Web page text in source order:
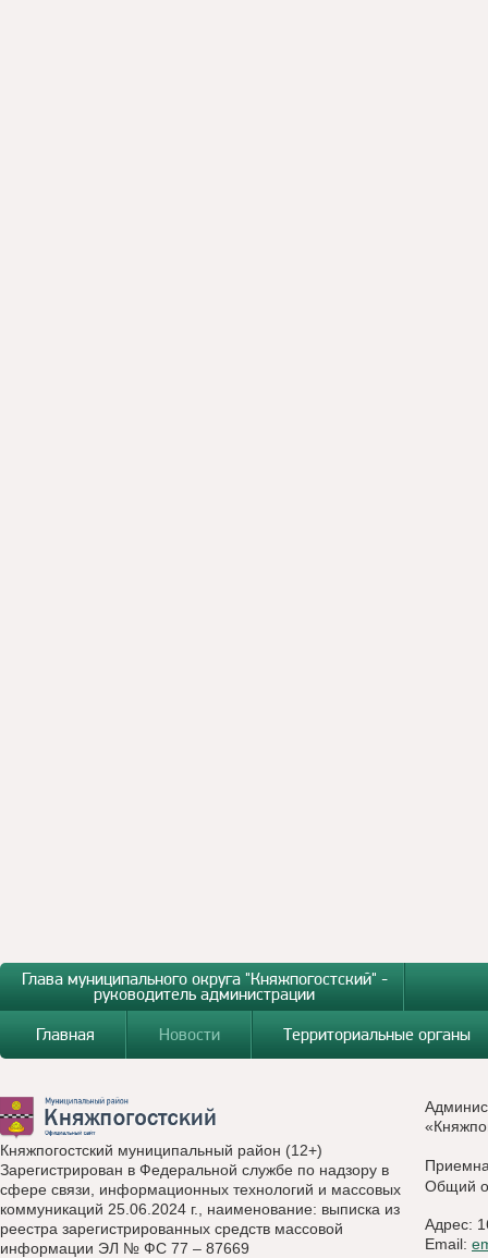
Глава муниципального округа "Княжпогостский" -
руководитель администрации
Главная
Новости Территориальные органы
Княжпогостский муниципальный район (12+)
Зарегистрирован в Федеральной службе по надзору в
сфере связи, информационных технологий и массовых
коммуникаций 25.06.2024 г., наименование: выписка из
реестра зарегистрированных средств массовой
информации ЭЛ № ФС 77 – 87669
Общий
Адрес:
Email: